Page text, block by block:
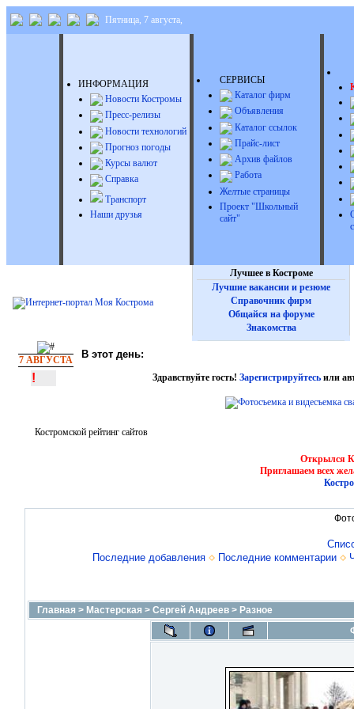
Пятница, 7 августа,
ИНФОРМАЦИЯ
Новости Костромы
Пресс-релизы
Новости технологий
Прогноз погоды
Курсы валют
Справка
Транспорт
Наши друзья
СЕРВИСЫ
Каталог фирм
Объявления
Каталог ссылок
Прайс-лист
Архив файлов
Работа
Желтые страницы
Проект "Школьный
сайт"
Лучшее в Костроме
Лучшие вакансии и резюме
Справочник фирм
Общайся на форуме
Знакомства
7 АВГУСТА В этот день:
! Здравствуйте гость! Зарегистрируйтесьили
Костромской рейтинг сайтов
Открылся
Приглашаем всех
Последние добавления
Последние комментарии
Главная > Мастерская > Сергей Андреев> Разное